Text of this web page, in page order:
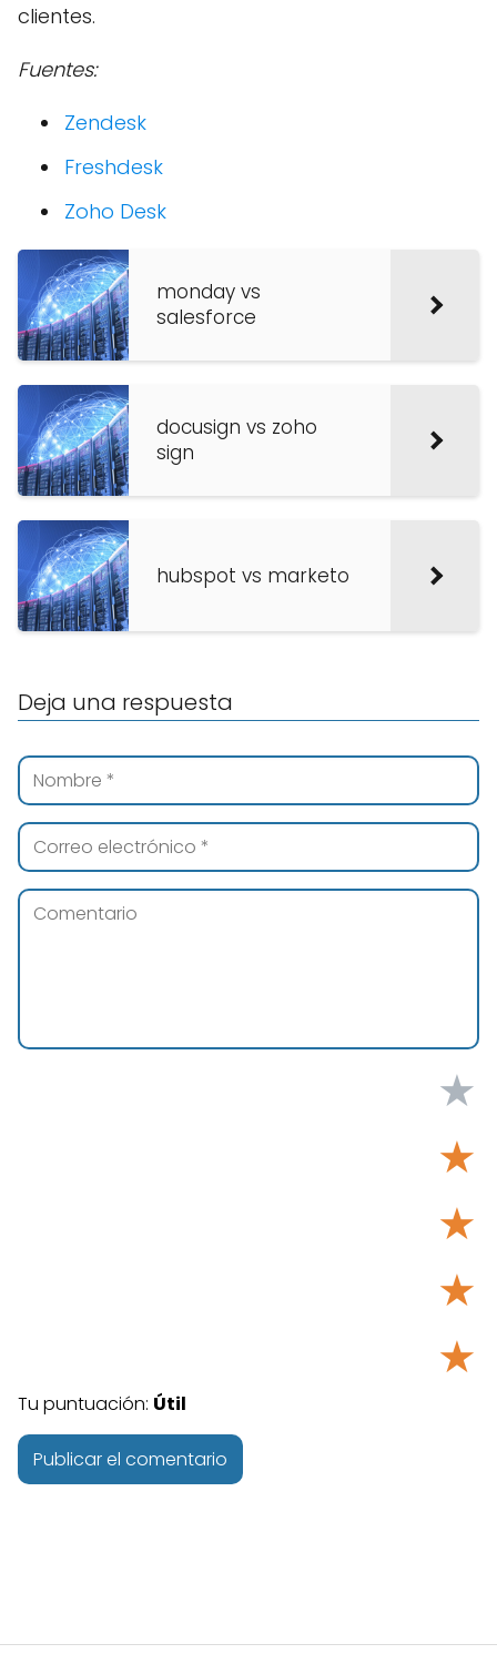
clientes.
Fuentes:
Zendesk
Freshdesk
Zoho Desk
monday vs
salesforce
docusign vs zoho
sign
hubspot vs marketo
Deja una respuesta
★
★
★
★
★
Tu puntuación: Útil